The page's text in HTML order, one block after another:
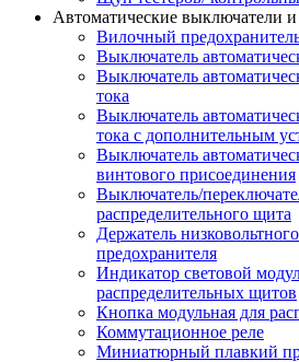
Автоматические выключатели
Вилочный
Выключатель
Выключатель
тока
Выключатель
тока с дополнительным
Выключатель
винтового присоединения
Выключатель/
распределительного щита
Держатель
предохранителя
Индикатор световой
распределительных щитов
Кнопка модульная для
Коммутационное реле
Миниатюрный плавкий